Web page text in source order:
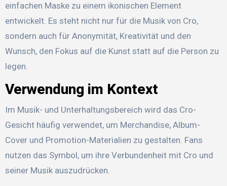
einfachen Maske zu einem ikonischen Element
entwickelt. Es steht nicht nur für die Musik von Cro,
sondern auch für Anonymität, Kreativität und den
Wunsch, den Fokus auf die Kunst statt auf die Person zu
legen.
Verwendung im Kontext
Im Musik- und Unterhaltungsbereich wird das Cro-
Gesicht häufig verwendet, um Merchandise, Album-
Cover und Promotion-Materialien zu gestalten. Fans
nutzen das Symbol, um ihre Verbundenheit mit Cro und
seiner Musik auszudrücken.